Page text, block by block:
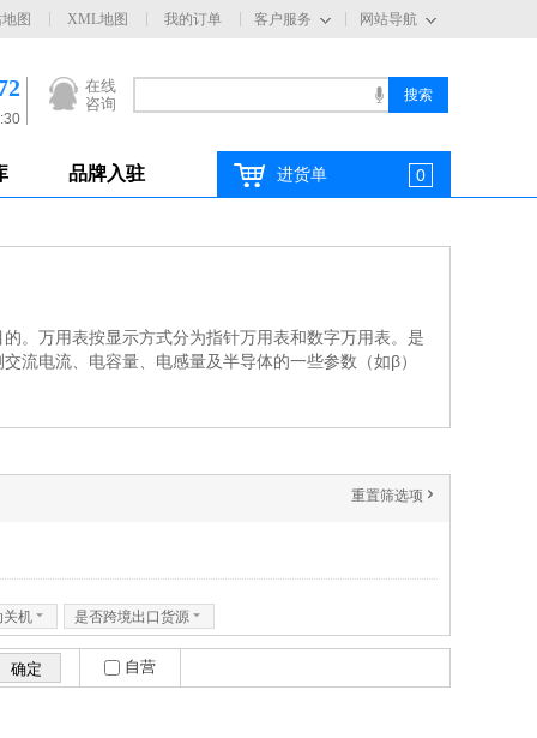
网站导航
客户服务
图 XML地图 我的订单
在线
咨询
品牌入驻 进货单 0
。万用表按显示方式分为指针万用表和数字万用表。是
流电流、电容量、电感量及半导体的一些参数（如β）
重置筛选项 '
关机 6 是否跨境出口货源 6
自营